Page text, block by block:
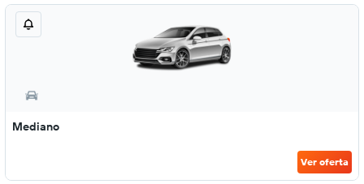
Mediano
Ver oferta